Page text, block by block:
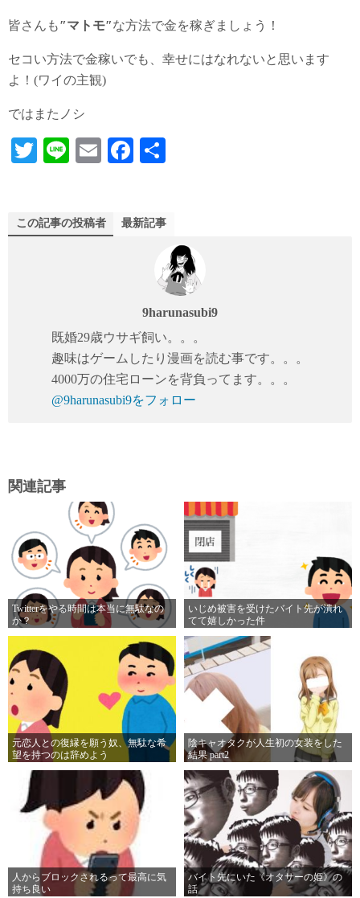
皆さんも″マトモ″な方法で金を稼ぎましょう！
セコい方法で金稼いでも、幸せにはなれないと思います
よ！(ワイの主観)
ではまたノシ
T
r
Li
E
Fa
ok
この記事の投稿者 最新記事
9harunasubi9
既婚29歳ウサギ飼い。。。
趣味はゲームしたり漫画を読む事です。。。
4000万の住宅ローンを背負ってます。。。
@9harunasubi9をフォロー
関連記事
Twitterをやる時間は本当に無駄なの
か？
いじめ被害を受けたバイト先が潰れ
てて嬉しかった件
元恋人との復縁を願う奴、無駄な希
望を持つのは辞めよう
陰キャオタクが人生初の女装をした
結果 part2
人からブロックされるって最高に気
持ち良い
バイト先にいた《オタサーの姫》の
話